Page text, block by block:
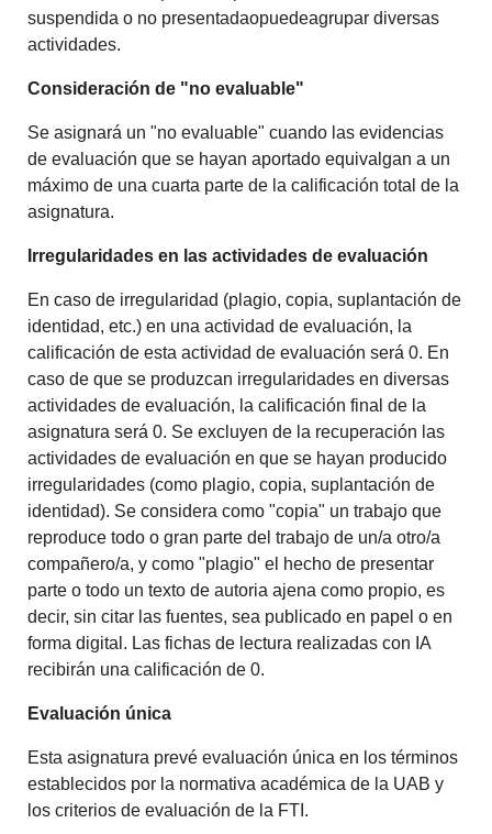
suspendida o no presentadaopuedeagrupar diversas
actividades.
Consideración de "no evaluable"
Se asignará un "no evaluable" cuando las evidencias
de evaluación que se hayan aportado equivalgan a un
máximo de una cuarta parte de la calificación total de la
asignatura.
Irregularidades en las actividades de evaluación
En caso de irregularidad (plagio, copia, suplantación de
identidad, etc.) en una actividad de evaluación, la
calificación de esta actividad de evaluación será 0. En
caso de que se produzcan irregularidades en diversas
actividades de evaluación, la calificación final de la
asignatura será 0. Se excluyen de la recuperación las
actividades de evaluación en que se hayan producido
irregularidades (como plagio, copia, suplantación de
identidad). Se considera como "copia" un trabajo que
reproduce todo o gran parte del trabajo de un/a otro/a
compañero/a, y como "plagio" el hecho de presentar
parte o todo un texto de autoria ajena como propio, es
decir, sin citar las fuentes, sea publicado en papel o en
forma digital. Las fichas de lectura realizadas con IA
recibirán una calificación de 0.
Evaluación única
Esta asignatura prevé evaluación única en los términos
establecidos por la normativa académica de la UAB y
los criterios de evaluación de la FTI.